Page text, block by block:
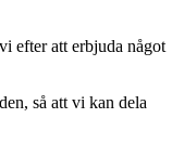
efter att erbjuda något
så att vi kan dela